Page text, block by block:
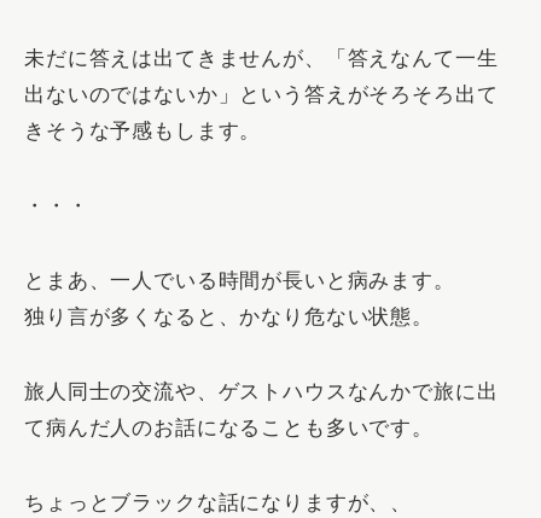
未だに答えは出てきませんが、「答えなんて一生
出ないのではないか」という答えがそろそろ出て
きそうな予感もします。
・・・
とまあ、一人でいる時間が長いと病みます。
独り言が多くなると、かなり危ない状態。
旅人同士の交流や、ゲストハウスなんかで旅に出
て病んだ人のお話になることも多いです。
ちょっとブラックな話になりますが、、